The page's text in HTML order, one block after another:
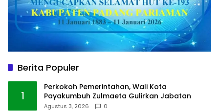
Berita Populer
1
Perkokoh Pemerintahan, Wali Kota
Payakumbuh Zulmaeta Gulirkan Jabatan
Agustus 3, 2026 0